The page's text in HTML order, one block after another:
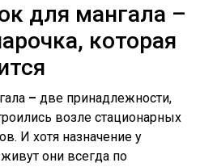
для мангала –
которая
– две принадлежности,
возле стационарных
И хотя назначение у
они всегда по